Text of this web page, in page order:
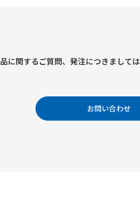
に関するご質問、 発注につきましては
お問い合わせ